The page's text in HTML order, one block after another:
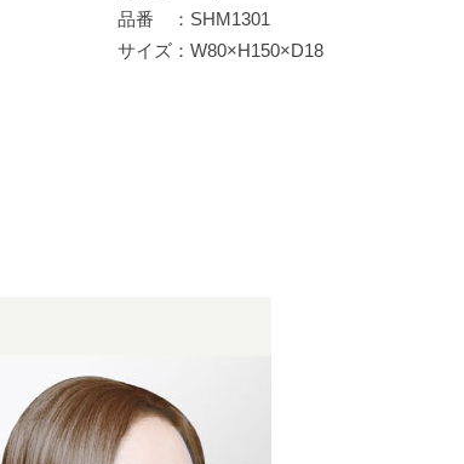
品番 ：SHM1301
サイズ：W80×H150×D18